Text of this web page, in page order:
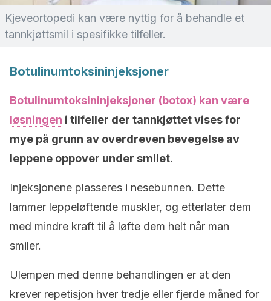
Kjeveortopedi kan være nyttig for å behandle et
tannkjøttsmil i spesifikke tilfeller.
Botulinumtoksininjeksjoner
Botulinumtoksininjeksjoner (botox) kan være
løsningen i tilfeller der tannkjøttet vises for
mye på grunn av overdreven bevegelse av
leppene oppover under smilet.
Injeksjonene plasseres i nesebunnen. Dette
lammer leppeløftende muskler, og etterlater dem
med mindre kraft til å løfte dem helt når man
smiler.
Ulempen med denne behandlingen er at den
krever repetisjon hver tredje eller fjerde måned for